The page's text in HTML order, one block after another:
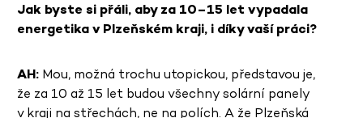
Jak byste si přáli, aby za 10–15 let vypadala
energetika v Plzeňském kraji, i díky vaší práci?
AH: Mou, možná trochu utopickou, představou je,
že za 10 až 15 let budou všechny solární panely
v kraji na střechách, ne na polích. A že Plzeňská